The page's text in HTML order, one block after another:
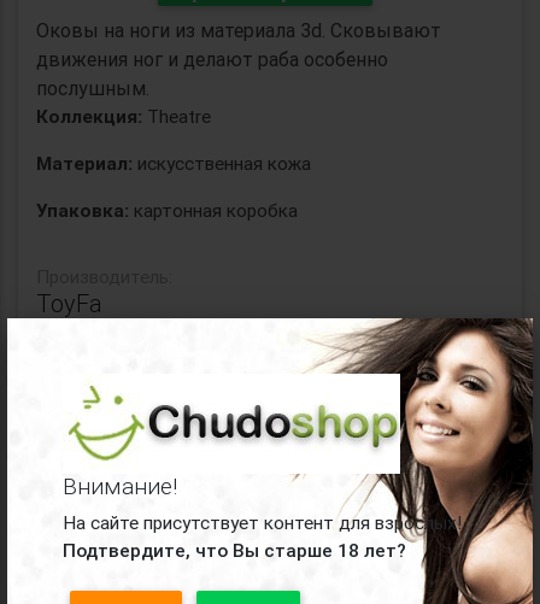
Внимание!
На сайте присутствует контент для взрослых!
Подтвердите, что Вы старше 18 лет?
×
Оковы на ноги из материала 3d. Сковывают
движения ног и делают раба особенно
послушным.
Коллекция: Theatre
Материал: искусственная кожа
Упаковка: картонная коробка
ToyFa
наручники, ошейники ToyFa
Поделиться товаром: "Оковы на ноги из
материала с 3d-эффектом"